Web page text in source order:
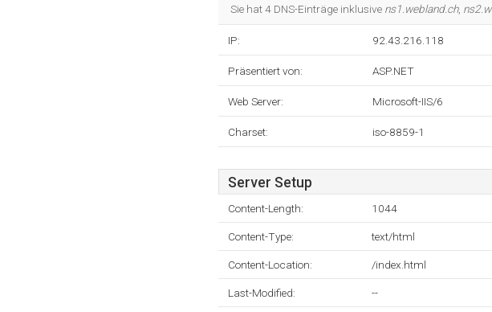
Sie hat 4 DNS-Einträge inklusive ns1.webland.ch,
IP: 92.43.216.118
Präsentiert von: ASP.NET
Web Server: Microsoft-IIS/6
Charset: iso-8859-1
Server Setup
Content-Length: 1044
Content-Type: text/html
Content-Location: /index.html
Last-Modified: --